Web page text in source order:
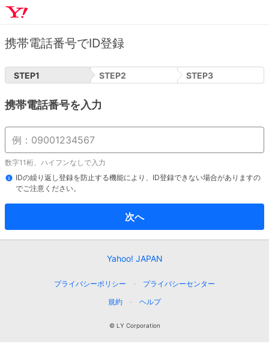
携帯電話番号でID登録
STEP1 STEP2 STEP3
携帯電話番号を入力
数字11桁、ハイフンなしで入力
IDの繰り返し登録を防止する機能により、ID登録できない場合がありますの
でご注意ください。
次へ
Yahoo! JAPAN
プライバシーポリシー
プライバシーセンター
規約
ヘルプ
© LY Corporation